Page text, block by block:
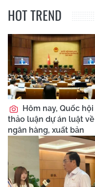
HOT TREND
Hôm nay, Quốc hội
thảo luận dự án luật về
ngân hàng, xuất bản